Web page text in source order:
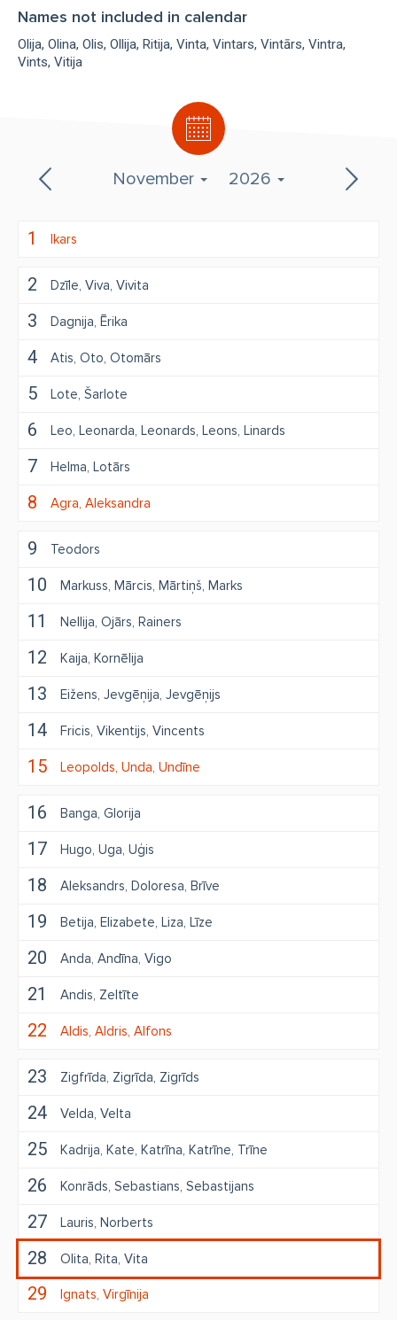
November 2026
1 Ikars
2 Dzīle Viva Vivita
3 Dagnija Ērika
4 Atis Oto Otomārs
5 Lote Šarlote
6 Leo Leonarda Leonards Leons Linards
7 Helma Lotārs
8 Agra Aleksandra
9 Teodors
10 Markuss Mārcis Mārtiņš Marks
11 Nellija Ojārs Rainers
12 Kaija Kornēlija
13 Eižens Jevgēņija Jevgēņijs
14 Fricis Vikentijs Vincents
15 Leopolds Unda Undīne
16 Banga Glorija
17 Hugo Uga Uģis
18 Aleksandrs Doloresa Brīve
19 Betija Elizabete Liza Līze
20 Anda Andīna Vigo
21 Andis Zeltīte
22 Aldis Aldris Alfons
23 Zigfrīda Zigrīda Zigrīds
24 Velda Velta
25 Kadrija Kate Katrīna Katrīne Trīne
26 Konrāds Sebastians Sebastijans
27 Lauris Norberts
28 Olita Rita Vita
29 Ignats Virgīnija
Names not included in calendar
Olija Olina Olis Ollija Ritija Vinta Vintars Vintārs Vintra
Vints Vitija